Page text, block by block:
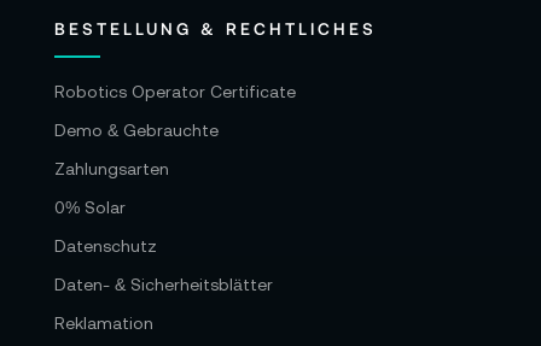
BESTELLUNG & RECHTLICHES
Robotics Operator Certificate
Demo & Gebrauchte
Zahlungsarten
0% Solar
Datenschutz
Daten- & Sicherheitsblätter
Reklamation